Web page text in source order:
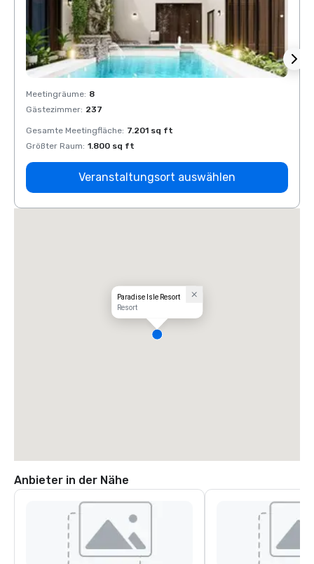
Meetingräume: 8
Gästezimmer: 237
Gesamte Meetingfläche: 7.201 sq ft
Größter Raum: 1.800 sq ft
Veranstaltungsort auswählen
Paradise Isle Resort
Resort
Anbieter in der Nähe